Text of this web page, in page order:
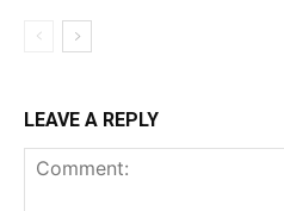
LEAVE A REPLY